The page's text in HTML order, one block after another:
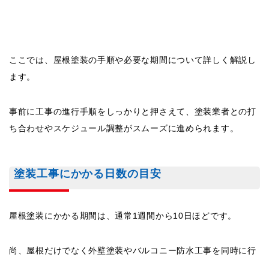
ここでは、屋根塗装の手順や必要な期間について詳しく解説し
ます。
事前に工事の進行手順をしっかりと押さえて、塗装業者との打
ち合わせやスケジュール調整がスムーズに進められます。
塗装工事にかかる日数の目安
屋根塗装にかかる期間は、通常1週間から10日ほどです。
尚、屋根だけでなく外壁塗装やバルコニー防水工事を同時に行